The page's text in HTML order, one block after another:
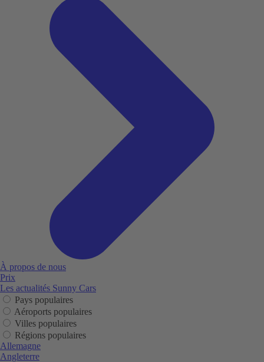
À propos de nous
Prix
Les actualités Sunny Cars
Pays populaires
Aéroports populaires
Villes populaires
Régions populaires
Allemagne
Angleterre